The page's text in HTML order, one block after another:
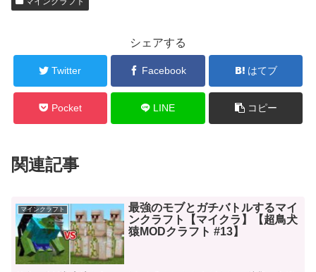
シェアする
Twitter Facebook はてブ
Pocket LINE コピー
関連記事
マインクラフト
最強のモブとガチバトルするマイ
ンクラフト【マイクラ】【超鳥犬
猿MODクラフト #13】